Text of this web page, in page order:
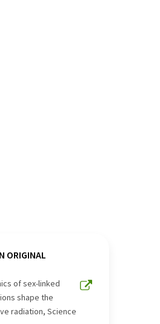
ORIGINAL
of sex-linked
shape the
radiation, Science